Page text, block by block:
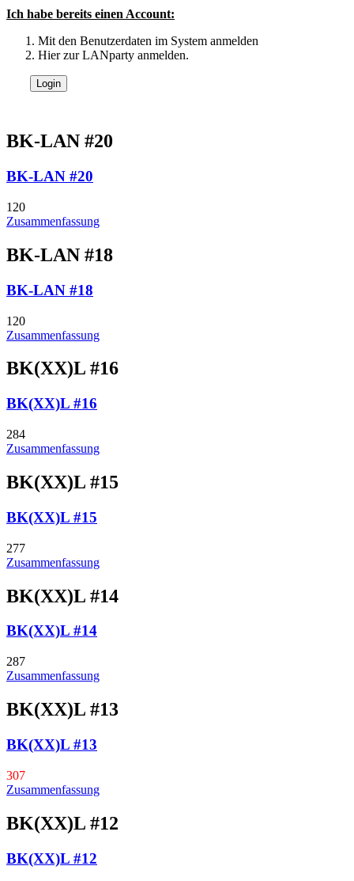
Ich habe bereits einen Account:
Mit den Benutzerdaten im System anmelden
Hier zur LANparty anmelden.
BK-LAN #20
BK-LAN #20
120
Zusammenfassung
BK-LAN #18
BK-LAN #18
120
Zusammenfassung
BK(XX)L #16
BK(XX)L #16
284
Zusammenfassung
BK(XX)L #15
BK(XX)L #15
277
Zusammenfassung
BK(XX)L #14
BK(XX)L #14
287
Zusammenfassung
BK(XX)L #13
BK(XX)L #13
307
Zusammenfassung
BK(XX)L #12
BK(XX)L #12